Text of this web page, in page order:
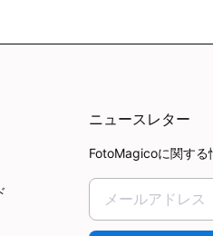
ニュースレター
FotoMagicoに関する